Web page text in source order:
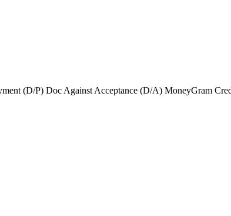
(D/P) Doc Against Acceptance (D/A) MoneyGram